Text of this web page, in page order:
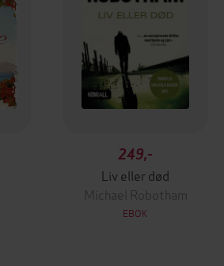
249,-
Liv eller død
Michael Robotham
EBOK